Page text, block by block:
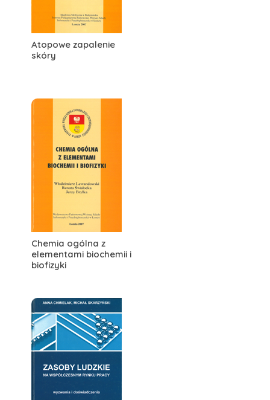
Atopowe zapalenie
skóry
Chemia ogólna z
elementami biochemii i
biofizyki